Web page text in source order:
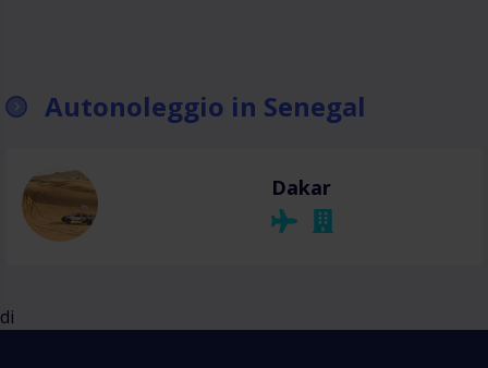
Autonoleggio in Senegal
Dakar
di